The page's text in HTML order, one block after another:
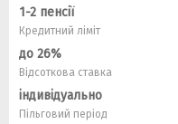
1-2 пенсії
Кредитний ліміт
до 26%
Відсоткова ставка
індивідуально
Пільговий період